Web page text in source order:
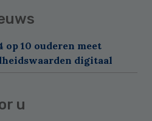
op 10 ouderen meet
digitaal
u